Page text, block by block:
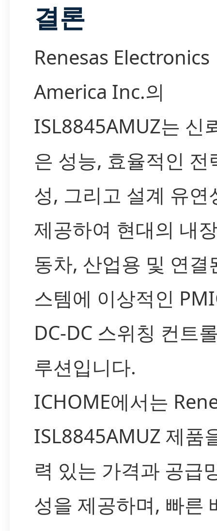
결론
Renesas Electronics
America Inc.의
ISL8845AMUZ는 신
은 성능, 효율적인 전
성, 그리고 설계 유연
제공하여 현대의 내
동차, 산업용 및 연결
스템에 이상적인
DC-DC 스위칭 컨트
루션입니다.
ICHOME에서는
ISL8845AMUZ 제품
력 있는 가격과 공급
성을 제공하며, 빠른